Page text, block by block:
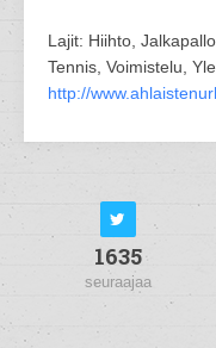
Lajit: Hiihto,
Tennis, Voimistelu,
http://
1635
seuraajaa